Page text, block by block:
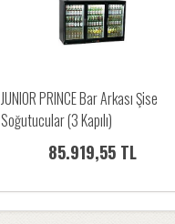
JUNIOR PRINCE Bar Arkası Şise
Soğutucular (3 Kapılı)
85.919,55 TL